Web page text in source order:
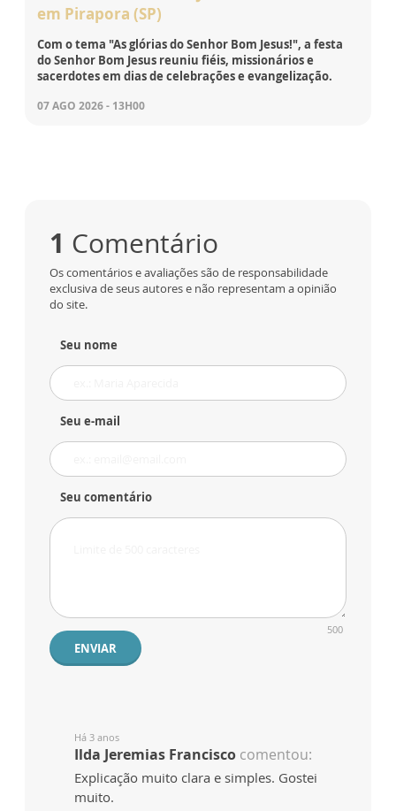
em Pirapora (SP)
Com o tema "As glórias do Senhor Bom Jesus!", a festa
do Senhor Bom Jesus reuniu fiéis, missionários e
sacerdotes em dias de celebrações e evangelização.
07 AGO 2026 - 13H00
1 Comentário
Os comentários e avaliações são de responsabilidade
exclusiva de seus autores e não representam a opinião
do site.
Seu nome
Seu e-mail
Seu comentário
500
ENVIAR
Há 3 anos
Ilda Jeremias Francisco comentou:
Explicação muito clara e simples. Gostei
muito.